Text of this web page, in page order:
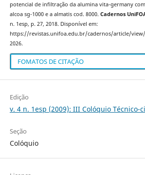
potencial de infiltração da alumina vita-germany
alcoa sg-1000 e a almatis cod. 8000. Cadernos
n. 1esp, p. 27, 2018. Disponível em:
https://revistas.unifoa.edu.br/cadernos/article/view/
2026.
FOMATOS DE CITAÇÃO
Edição
v. 4 n. 1esp (2009): III Colóquio Técnico-
Seção
Colóquio